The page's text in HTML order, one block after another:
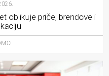
oblikuje priče, brendove i